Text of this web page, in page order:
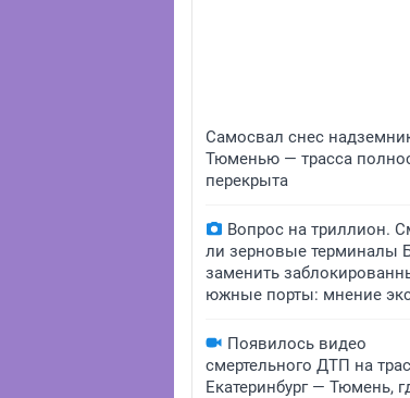
Самосвал снес
Тюменью — трасса
перекрыта
Вопрос на триллион.
ли зерновые терминалы
заменить
южные порты: мнение
Появилось видео
смертельного ДТП на
Екатеринбург — Тюмень,